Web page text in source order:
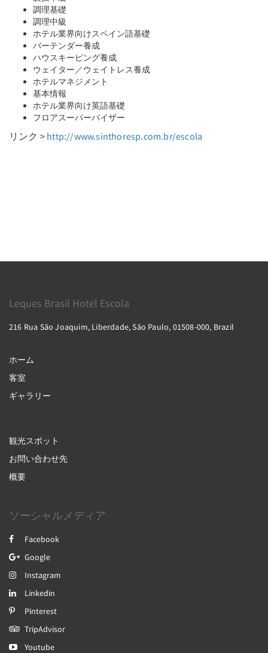
調理基礎
調理中級
ホテル業界向けスペイン語基礎
バーテンダー養成
ハウスキーピング養成
ウェイター／ウェイトレス養成
ホテルマネジメント
基本情報
ホテル業界向け英語基礎
フロアスーパーバイザー
リンク > http://www.sinthoresp.com.br/escola
Leques Brasil Hotel Escola
216 Rua São Joaquim, Liberdade, São Paulo, 01508-000, Brazil
ホーム
客室
ギャラリー
観光スポット
お問い合わせ先
概要
ソーシャルメディア
Facebook
Google
Instagram
Linkedin
Pinterest
TripAdvisor
Youtube